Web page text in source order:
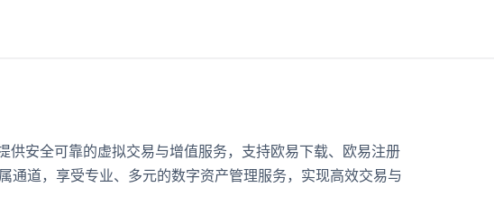
供安全可靠的虚拟交易与增值服务，支持欧易下载、欧易注册
通道，享受专业、多元的数字资产管理服务，实现高效交易与